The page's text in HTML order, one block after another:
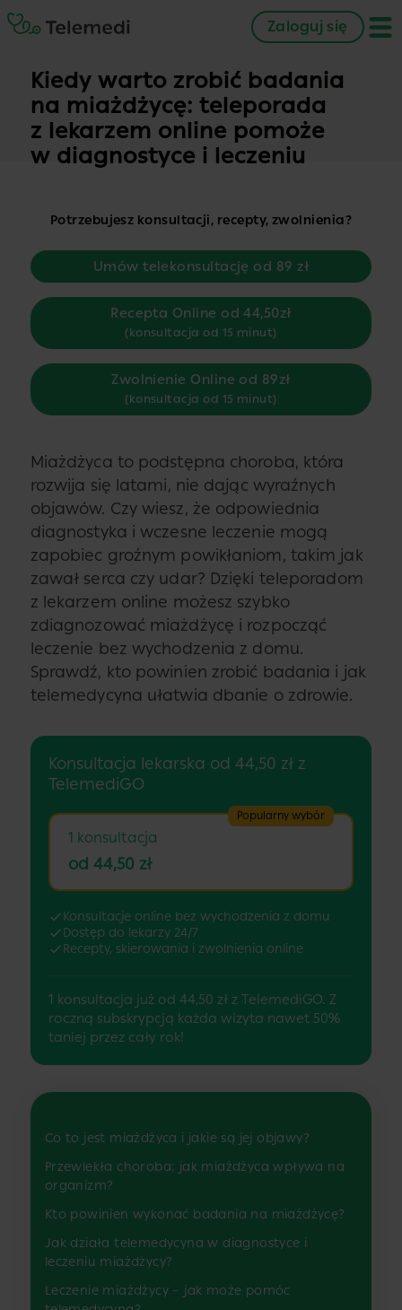
Zaloguj się
Kiedy warto zrobić badania
na miażdżycę: teleporada
z lekarzem online pomoże
w diagnostyce i leczeniu
Potrzebujesz konsultacji, recepty, zwolnienia?
Umów telekonsultację od 89 zł
Recepta Online od 44,50zł
(konsultacja od 15 minut)
Zwolnienie Online od 89zł
(konsultacja od 15 minut)
Miażdżyca to podstępna choroba, która
rozwija się latami, nie dając wyraźnych
objawów. Czy wiesz, że odpowiednia
diagnostyka i wczesne leczenie mogą
zapobiec groźnym powikłaniom, takim jak
zawał serca czy udar? Dzięki teleporadom
z lekarzem online możesz szybko
zdiagnozować miażdżycę i rozpocząć
leczenie bez wychodzenia z domu.
Sprawdź, kto powinien zrobić badania i jak
telemedycyna ułatwia dbanie o zdrowie.
Konsultacja lekarska od 44,50 zł z
TelemediGO
Popularny wybór
1 konsultacja
od 44,50 zł
Konsultacje online bez wychodzenia z domu
Dostęp do lekarzy 24/7
Recepty, skierowania i zwolnienia online
1 konsultacja już od 44,50 zł z TelemediGO. Z
roczną subskrypcją każda wizyta nawet 50%
taniej przez cały rok!
Co to jest miażdżyca i jakie są jej objawy?
Przewlekła choroba: jak miażdżyca wpływa na
organizm?
Kto powinien wykonać badania na miażdżycę?
Jak działa telemedycyna w diagnostyce i
leczeniu miażdżycy?
Leczenie miażdżycy – jak może pomóc